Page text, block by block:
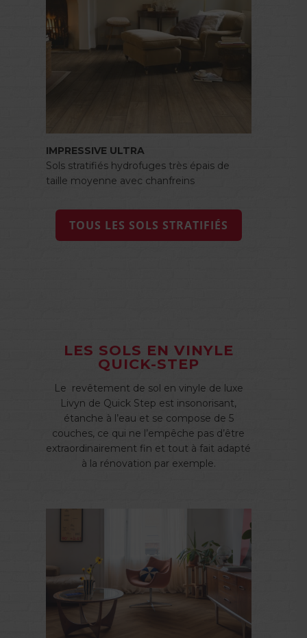
IMPRESSIVE ULTRA
Sols stratifiés hydrofuges très épais de
taille moyenne avec chanfreins
TOUS LES SOLS STRATIFIÉS
LES SOLS EN VINYLE
QUICK-STEP
Le revêtement de sol en vinyle de luxe
Livyn de Quick Step est insonorisant,
étanche à l’eau et se compose de 5
couches, ce qui ne l’empêche pas d’être
extraordinairement fin et tout à fait adapté
à la rénovation par exemple.